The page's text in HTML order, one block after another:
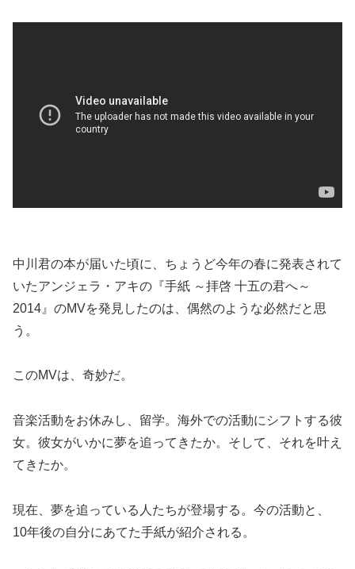
中川君の本が届いた頃に、ちょうど今年の春に発表されて
いたアンジェラ・アキの『手紙 ～拝啓 十五の君へ～
2014』のMVを発見したのは、偶然のような必然だと思
う。
このMVは、奇妙だ。
音楽活動をお休みし、留学。海外での活動にシフトする彼
女。彼女がいかに夢を追ってきたか。そして、それを叶え
てきたか。
現在、夢を追っている人たちが登場する。今の活動と、
10年後の自分にあてた手紙が紹介される。